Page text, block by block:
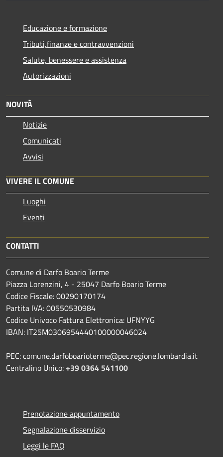
Educazione e formazione
Tributi,finanze e contravvenzioni
Salute, benessere e assistenza
Autorizzazioni
NOVITÀ
Notizie
Comunicati
Avvisi
VIVERE IL COMUNE
Luoghi
Eventi
CONTATTI
Comune di Darfo Boario Terme
Piazza Lorenzini, 4 - 25047 Darfo Boario Terme
Codice Fiscale: 00290170174
Partita IVA: 00550530984
Codice Univoco Fattura Elettronica: UFNYYG
IBAN: IT25M0306954440100000046024
PEC: comune.darfoboarioterme@pec.regione.lombardia.it
Centralino Unico:+39 0364 541100
Prenotazione appuntamento
Segnalazione disservizio
Leggi le FAQ